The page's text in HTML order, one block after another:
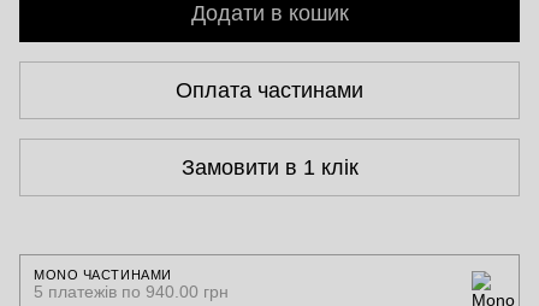
Додати в кошик
Оплата частинами
Замовити в 1 клік
MONO ЧАСТИНАМИ
5 платежів по 940.00 грн